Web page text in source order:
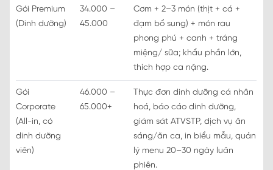
Gói Premium
(Dinh dưỡng)
34.000 –
45.000
Cơm + 2–3 món (thịt + cá +
đạm bổ sung) + món rau
phong phú + canh + tráng
miệng/ sữa; khẩu phần lớn,
thích hợp ca nặng.
Gói
Corporate
(All-in, có
dinh dưỡng
viên)
46.000 –
65.000+
Thực đơn dinh dưỡng cá nhân
hoá, báo cáo dinh dưỡng,
giám sát ATVSTP, dịch vụ ăn
sáng/ăn ca, in biểu mẫu, quản
lý menu 20–30 ngày luân
phiên.